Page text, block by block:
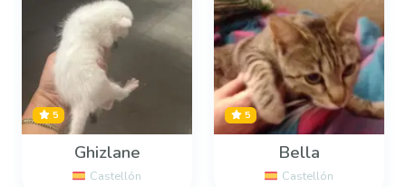
5
Ghizlane
Castellón
5
Bella
Castellón